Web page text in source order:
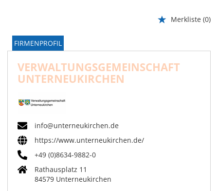
Merkliste (0)
FIRMENPROFIL
VERWALTUNGSGEMEINSCHAFT
UNTERNEUKIRCHEN
info@unterneukirchen.de
https://www.unterneukirchen.de/
+49 (0)8634-9882-0
Rathausplatz 11
84579 Unterneukirchen